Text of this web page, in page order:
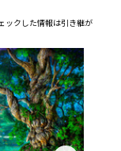
ックした情報は引き継が